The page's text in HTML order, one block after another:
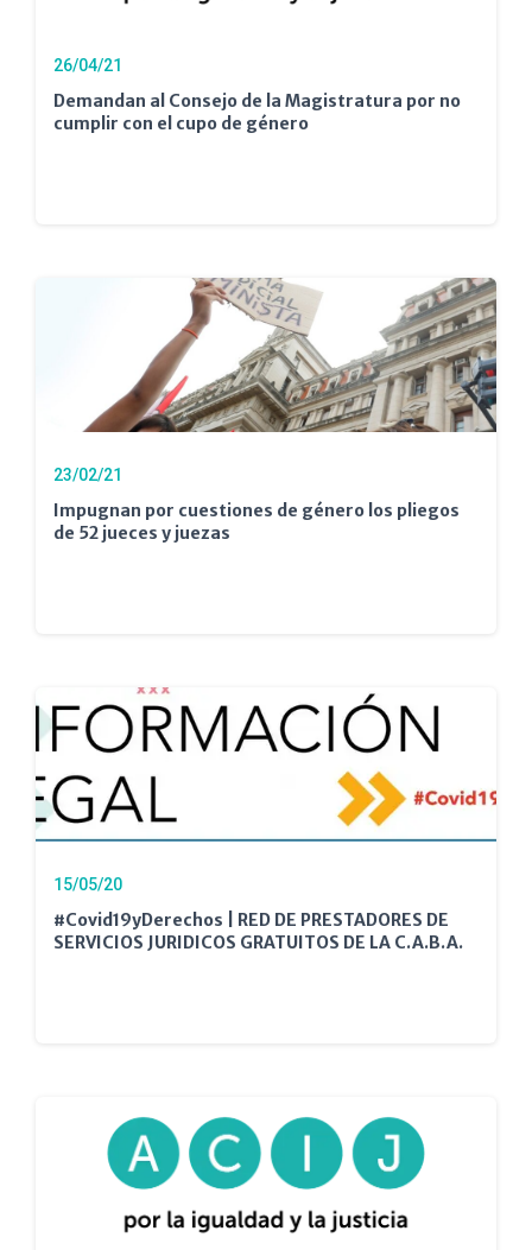
26/04/21
Demandan al Consejo de la Magistratura por no
cumplir con el cupo de género
23/02/21
Impugnan por cuestiones de género los pliegos
de 52 jueces y juezas
15/05/20
#Covid19yDerechos | RED DE PRESTADORES DE
SERVICIOS JURIDICOS GRATUITOS DE LA C.A.B.A.